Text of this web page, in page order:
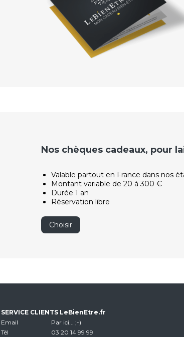
Nos chèques cadeaux, pour
Valable partout en France dans nos
Montant variable de 20 à 300 €
Durée 1 an
Réservation libre
Choisir
SERVICE CLIENTS LeBienEtre.fr
Email
Par ici... ;-)
Tél
03 20 14 99 99